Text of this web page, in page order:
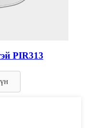
PIR313